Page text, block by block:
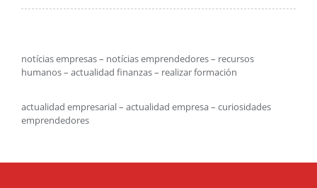
notícias empresas – notícias emprendedores – recursos
humanos – actualidad finanzas – realizar formación
actualidad empresarial – actualidad empresa – curiosidades
emprendedores